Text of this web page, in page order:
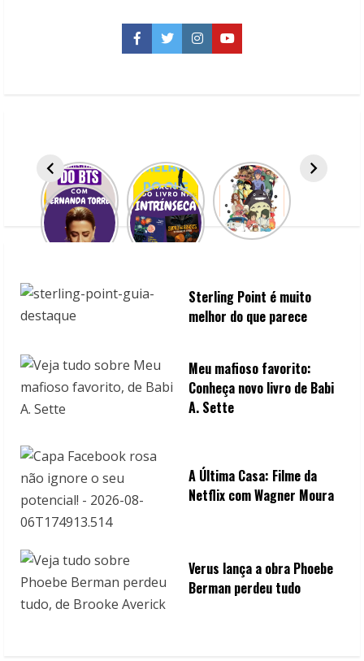
n
g
Facebook
TwitterInstagramYouTube
Sterling Point é muito
melhor do que parece
Meu mafioso favorito:
Conheça novo livro de Babi
A. Sette
A Última Casa: Filme da
Netflix com Wagner Moura
Verus lança a obra Phoebe
Berman perdeu tudo